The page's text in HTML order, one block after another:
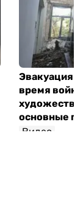
Эвакуация
время
основные
Видео